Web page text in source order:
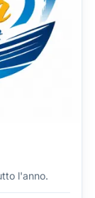
l'anno.